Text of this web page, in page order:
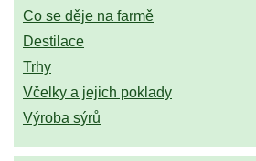
Co se děje na farmě
Destilace
Trhy
Včelky a jejich poklady
Výroba sýrů